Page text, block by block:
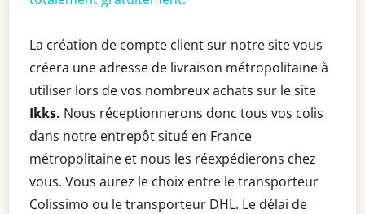
La création de compte client sur notre site vous
créera une adresse de livraison métropolitaine à
utiliser lors de vos nombreux achats sur le site
Ikks. Nous réceptionnerons donc tous vos colis
dans notre entrepôt situé en France
métropolitaine et nous les réexpédierons chez
vous. Vous aurez le choix entre le transporteur
Colissimo ou le transporteur DHL. Le délai de